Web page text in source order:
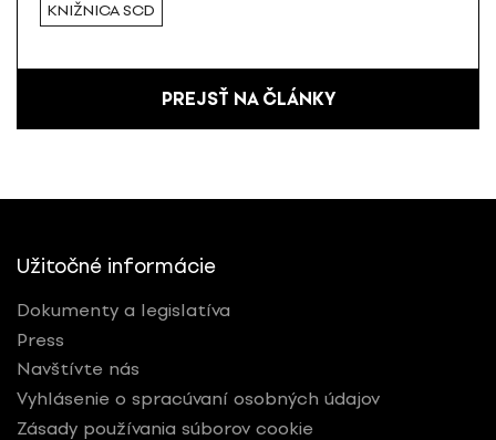
KNIŽNICA SCD
PREJSŤ NA ČLÁNKY
Užitočné informácie
Dokumenty a legislatíva
Press
Navštívte nás
Vyhlásenie o spracúvaní osobných údajov
Zásady používania súborov cookie